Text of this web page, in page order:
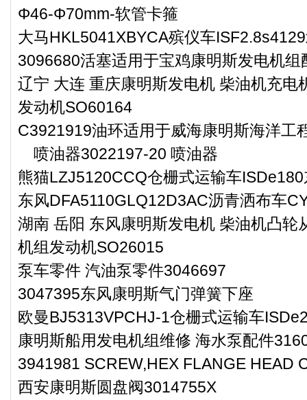
Φ46-Φ70mm-软管卡箍
大马HKL5041XBYCA殡仪车
3096680活塞适用于宝鸡康明斯发电机组
辽宁 大连 重庆康明斯发电机 柴油机充电
发动机SO60164
C3921919油环适用于威海康明斯海洋工
喷油器3022197-20 喷油器
熊猫LZJ5120CCQ仓栅式运输车
东风DFA5110GLQ12D3AC沥青洒布车
湖南 岳阳 东风康明斯发电机 柴油机凸轮
机组发动机SO26015
泵车零件 汽油泵零件3046697
3047395东风康明斯气门弹簧下座
欧曼BJ5313VPCHJ-1仓栅式运输车
康明斯船用发电机组维修 海水泵配件
3941981 SCREW,HEX FLANGE HEAD
西安康明斯圆盘阀3014755X